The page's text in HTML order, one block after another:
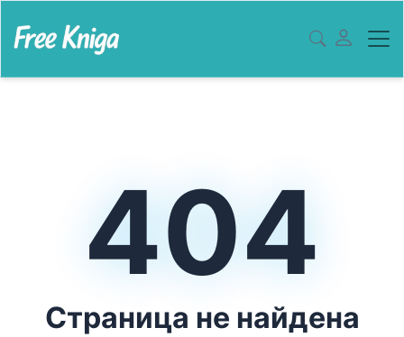
404
Страница не найдена